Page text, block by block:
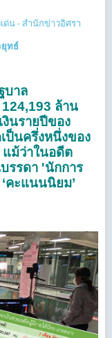
เด่น - สำนักข่าวอิศรา
ยุทธ์
บาล
ล้าน
นรายปีของ
ป็นครึ่งหนึ่งของ
แม้ว่าในอดีต
รรดา 'นักการ
คะแนนนิยม’